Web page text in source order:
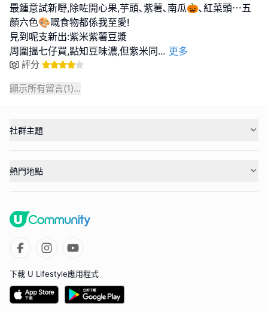
最鍾意試新嘢,除咗開心果,芋頭､紫薯､南瓜🎃､紅菜頭⋯五
顏六色🎨嘅食物都係我至愛!
見到呢支新出:紫米紫薯豆漿
周圍搵七仔買,點知豆味濃,但紫米同... 更多
評分
顯示所有留言(1)...
社群主題
熱門地點
下載 U Lifestyle應用程式